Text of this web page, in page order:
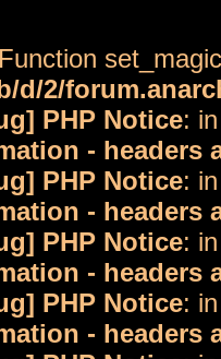
d/2/
PHP Notice:
- headers
PHP Notice:
- headers
PHP Notice:
- headers
PHP Notice:
- headers